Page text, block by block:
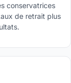
conservatrices
de retrait plus